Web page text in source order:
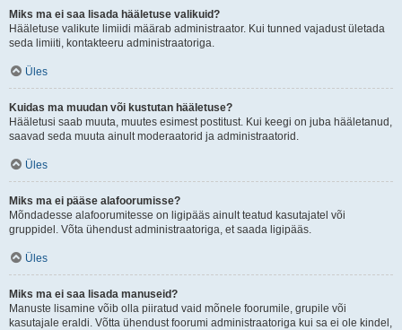
Miks ma ei saa lisada hääletuse valikuid?
Hääletuse valikute limiidi määrab administraator. Kui tunned vajadust ületada
seda limiiti, kontakteeru administraatoriga.
Üles
Kuidas ma muudan või kustutan hääletuse?
Hääletusi saab muuta, muutes esimest postitust. Kui keegi on juba hääletanud,
saavad seda muuta ainult moderaatorid ja administraatorid.
Üles
Miks ma ei pääse alafoorumisse?
Mõndadesse alafoorumitesse on ligipääs ainult teatud kasutajatel või
gruppidel. Võta ühendust administraatoriga, et saada ligipääs.
Üles
Miks ma ei saa lisada manuseid?
Manuste lisamine võib olla piiratud vaid mõnele foorumile, grupile või
kasutajale eraldi. Võtta ühendust foorumi administraatoriga kui sa ei ole kindel,